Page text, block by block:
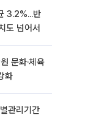
3.2%...반
도 넘어서
문화·체육
화
관리기간